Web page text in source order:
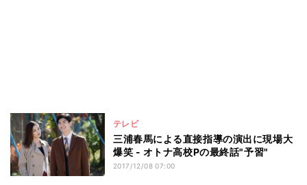
テレビ
三浦春馬による直接指導の演出に現場大
爆笑 - オトナ高校Pの最終話"予習"
2017/12/08 07:00